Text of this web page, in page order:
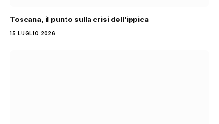
Toscana, il punto sulla crisi dell’ippica
15 LUGLIO 2026